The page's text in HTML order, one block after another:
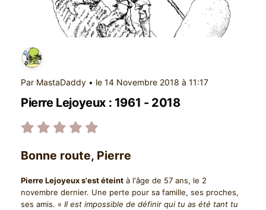
Par MastaDaddy • le 14 Novembre 2018 à 11:17
Pierre Lejoyeux : 1961 - 2018
Bonne route, Pierre
Pierre Lejoyeux s'est éteint à l'âge de 57 ans, le 2
novembre dernier. Une perte pour sa famille, ses proches,
ses amis. « Il est impossible de définir qui tu as été tant tu